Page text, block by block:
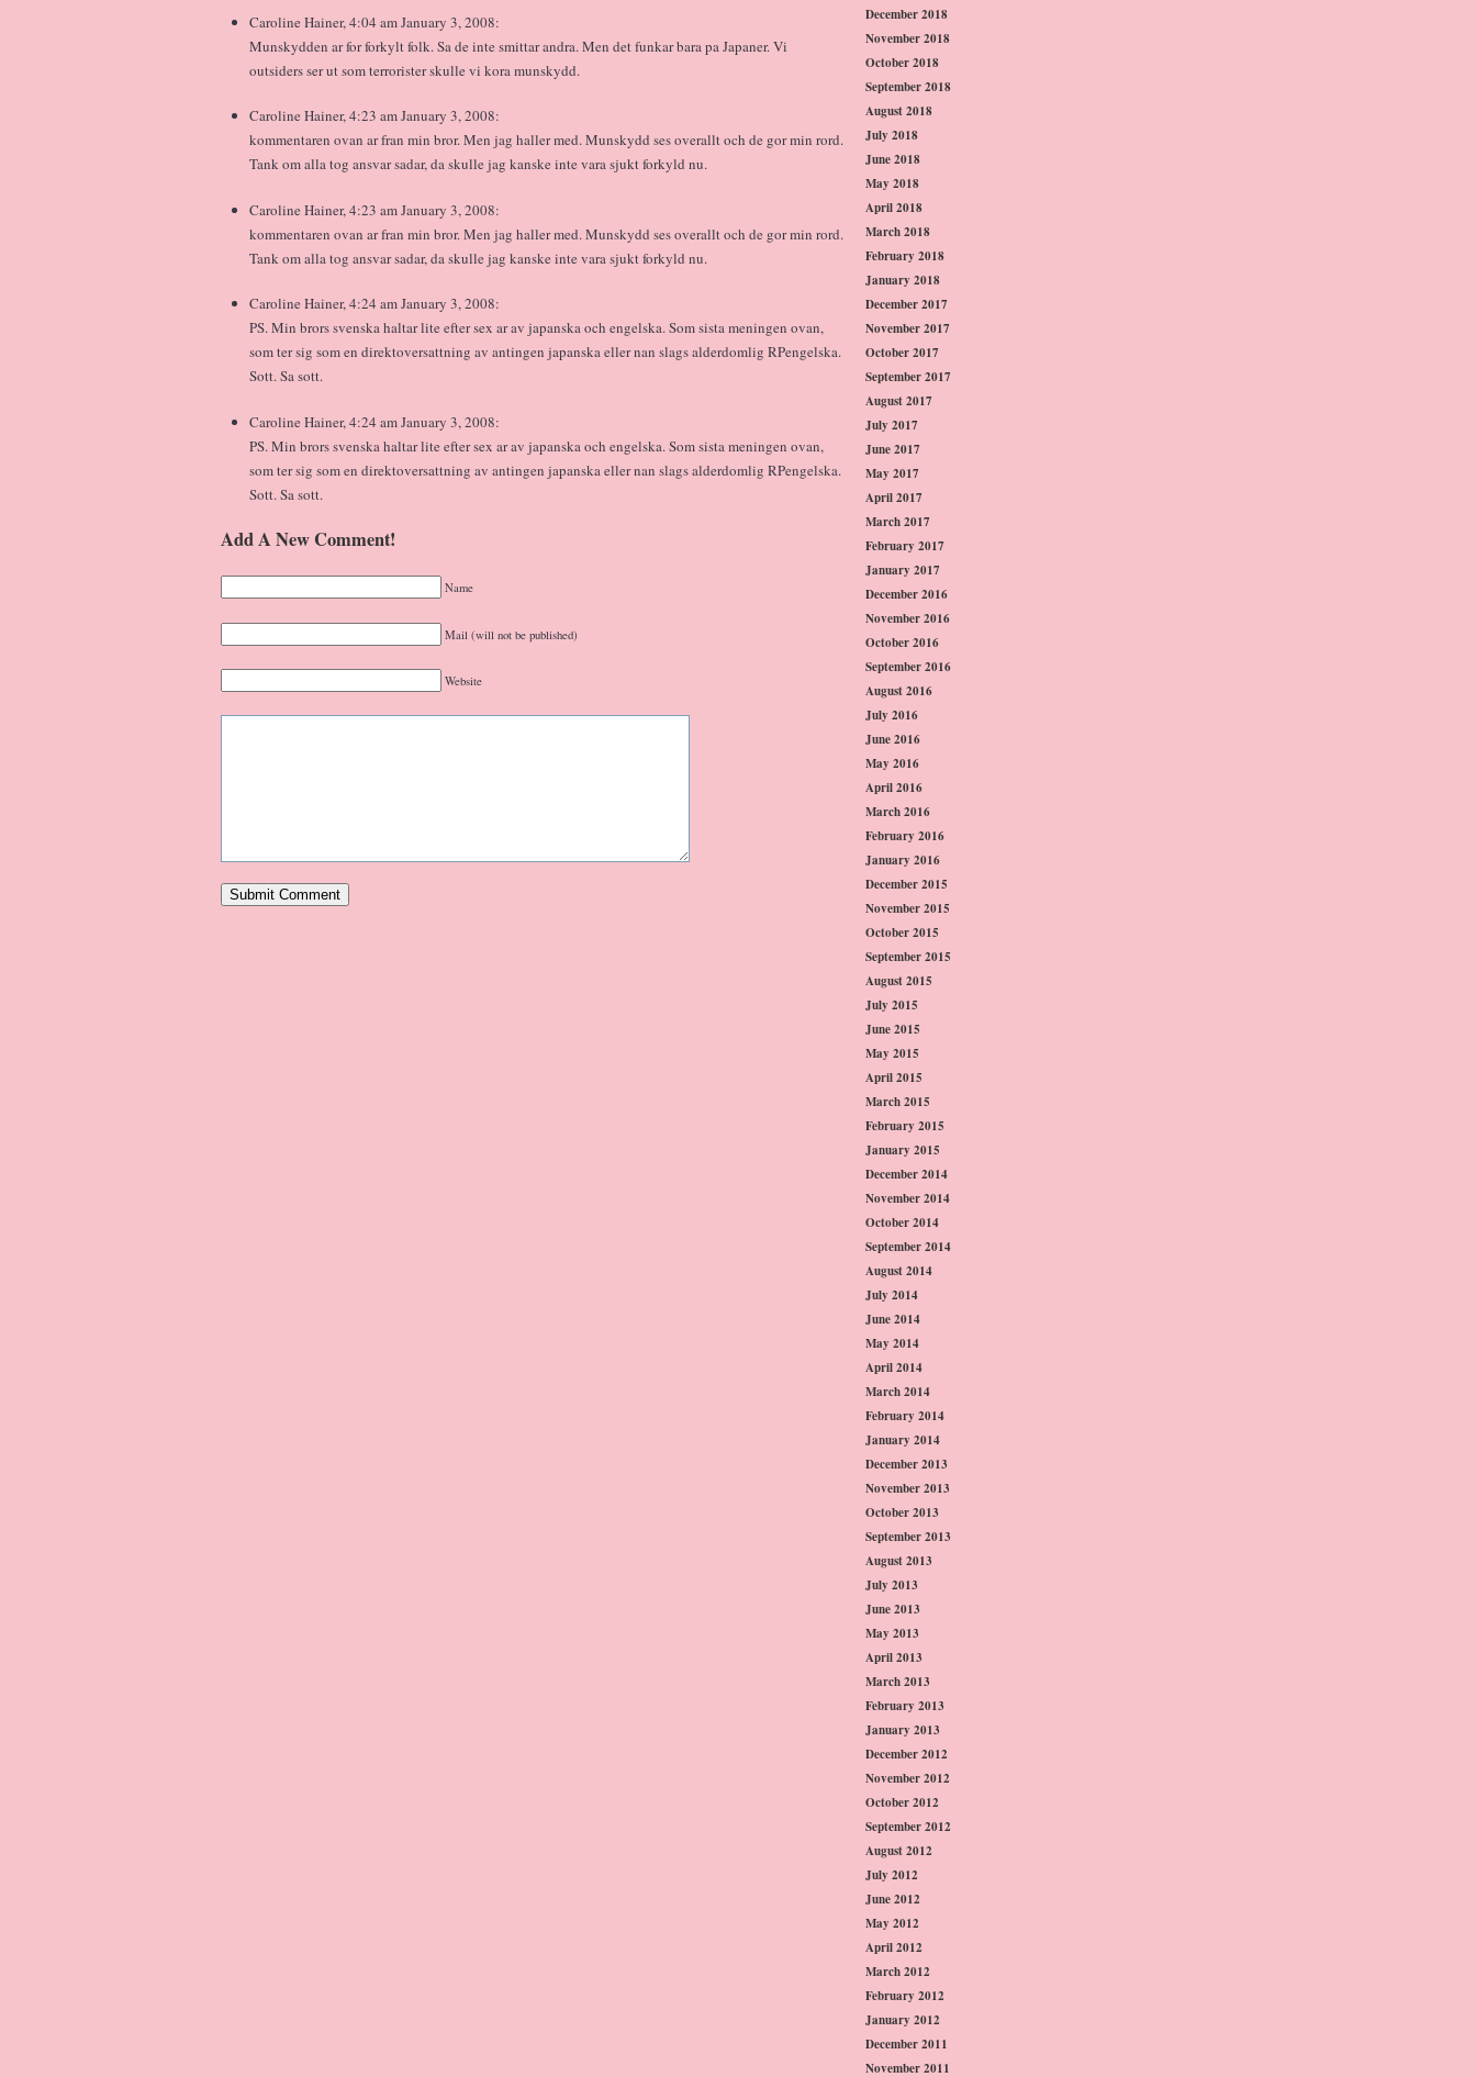
Caroline Hainer, 4:04 am January 3, 2008:
Munskydden ar for forkylt folk. Sa de inte smittar andra. Men det funkar bara pa Japaner. Vi
outsiders ser ut som terrorister skulle vi kora munskydd.
Caroline Hainer, 4:23 am January 3, 2008:
kommentaren ovan ar fran min bror. Men jag haller med. Munskydd ses overallt och de gor min rord.
Tank om alla tog ansvar sadar, da skulle jag kanske inte vara sjukt forkyld nu.
Caroline Hainer, 4:23 am January 3, 2008:
kommentaren ovan ar fran min bror. Men jag haller med. Munskydd ses overallt och de gor min rord.
Tank om alla tog ansvar sadar, da skulle jag kanske inte vara sjukt forkyld nu.
Caroline Hainer, 4:24 am January 3, 2008:
PS. Min brors svenska haltar lite efter sex ar av japanska och engelska. Som sista meningen ovan,
som ter sig som en direktoversattning av antingen japanska eller nan slags alderdomlig RPengelska.
Sott. Sa sott.
Caroline Hainer, 4:24 am January 3, 2008:
PS. Min brors svenska haltar lite efter sex ar av japanska och engelska. Som sista meningen ovan,
som ter sig som en direktoversattning av antingen japanska eller nan slags alderdomlig RPengelska.
Sott. Sa sott.
Add A New Comment!
Name
Mail (will not be published)
Website
December 2018
November 2018
October 2018
September 2018
August 2018
July 2018
June 2018
May 2018
April 2018
March 2018
February 2018
January 2018
December 2017
November 2017
October 2017
September 2017
August 2017
July 2017
June 2017
May 2017
April 2017
March 2017
February 2017
January 2017
December 2016
November 2016
October 2016
September 2016
August 2016
July 2016
June 2016
May 2016
April 2016
March 2016
February 2016
January 2016
December 2015
November 2015
October 2015
September 2015
August 2015
July 2015
June 2015
May 2015
April 2015
March 2015
February 2015
January 2015
December 2014
November 2014
October 2014
September 2014
August 2014
July 2014
June 2014
May 2014
April 2014
March 2014
February 2014
January 2014
December 2013
November 2013
October 2013
September 2013
August 2013
July 2013
June 2013
May 2013
April 2013
March 2013
February 2013
January 2013
December 2012
November 2012
October 2012
September 2012
August 2012
July 2012
June 2012
May 2012
April 2012
March 2012
February 2012
January 2012
December 2011
November 2011